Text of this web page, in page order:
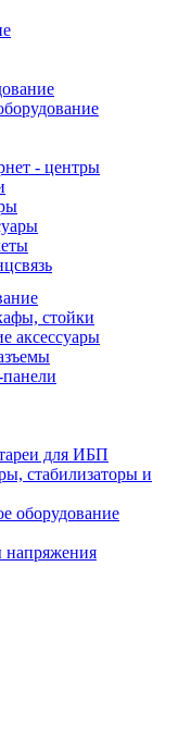
- центры
стойки
аксессуары
для ИБП
стабилизаторы и
оборудование
напряжения